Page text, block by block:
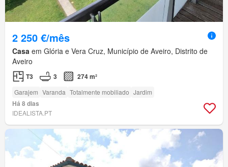
2 250 €/mês
Casa em Glória e Vera Cruz, Município de Aveiro, Distrito de
Aveiro
T3 3 274 m²
Garajem Varanda Totalmente mobiliado Jardim
Há 8 dias
IDEALISTA.PT